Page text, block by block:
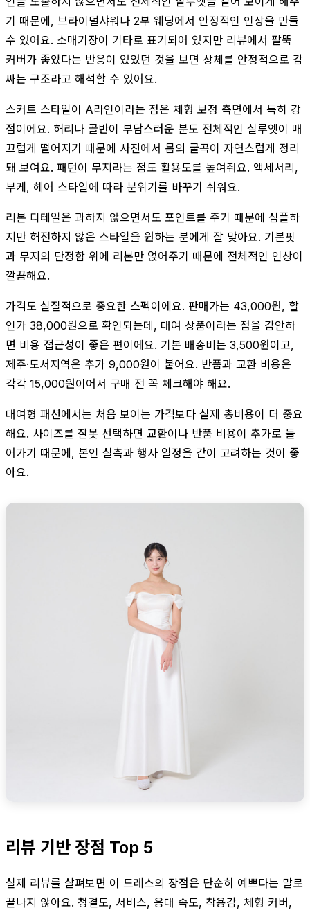
기 때문에, 브라이덜샤워나 2부 웨딩에서 안정적인 인상을 만들
수 있어요. 소매기장이 기타로 표기되어 있지만 리뷰에서 팔뚝
커버가 좋았다는 반응이 있었던 것을 보면 상체를 안정적으로 감
싸는 구조라고 해석할 수 있어요.
스커트 스타일이 A라인이라는 점은 체형 보정 측면에서 특히 강
점이에요. 허리나 골반이 부담스러운 분도 전체적인 실루엣이 매
끄럽게 떨어지기 때문에 사진에서 몸의 굴곡이 자연스럽게 정리
돼 보여요. 패턴이 무지라는 점도 활용도를 높여줘요. 액세서리,
부케, 헤어 스타일에 따라 분위기를 바꾸기 쉬워요.
리본 디테일은 과하지 않으면서도 포인트를 주기 때문에 심플하
지만 허전하지 않은 스타일을 원하는 분에게 잘 맞아요. 기본핏
과 무지의 단정함 위에 리본만 얹어주기 때문에 전체적인 인상이
깔끔해요.
가격도 실질적으로 중요한 스펙이에요. 판매가는 43,000원, 할
인가 38,000원으로 확인되는데, 대여 상품이라는 점을 감안하
면 비용 접근성이 좋은 편이에요. 기본 배송비는 3,500원이고,
제주·도서지역은 추가 9,000원이 붙어요. 반품과 교환 비용은
각각 15,000원이어서 구매 전 꼭 체크해야 해요.
대여형 패션에서는 처음 보이는 가격보다 실제 총비용이 더 중요
해요. 사이즈를 잘못 선택하면 교환이나 반품 비용이 추가로 들
어가기 때문에, 본인 실측과 행사 일정을 같이 고려하는 것이 좋
아요.
리뷰 기반 장점 Top 5
실제 리뷰를 살펴보면 이 드레스의 장점은 단순히 예쁘다는 말로
끝나지 않아요. 청결도, 서비스, 응대 속도, 착용감, 체형 커버,